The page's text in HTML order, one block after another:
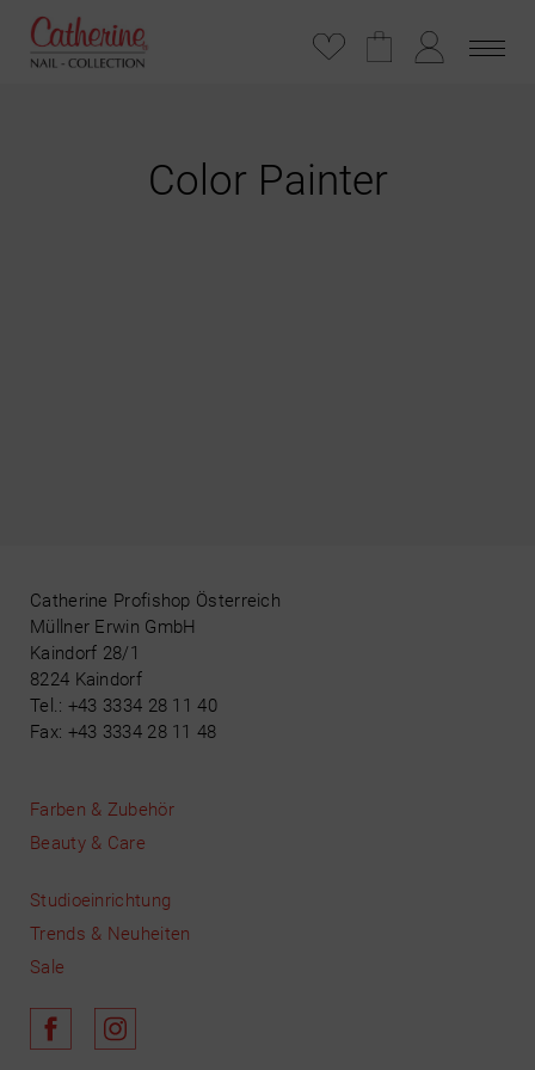
Color Painter
Catherine Profishop Österreich
Müllner Erwin GmbH
Kaindorf 28/1
8224 Kaindorf
Tel.: +43 3334 28 11 40
Fax: +43 3334 28 11 48
Farben & Zubehör
Beauty & Care
Studioeinrichtung
Trends & Neuheiten
Sale